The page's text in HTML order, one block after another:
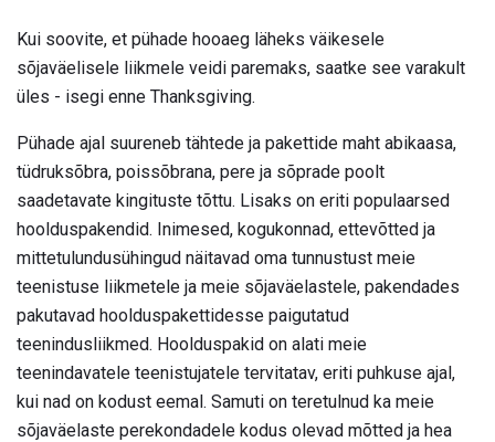
Kui soovite, et pühade hooaeg läheks väikesele
sõjaväelisele liikmele veidi paremaks, saatke see varakult
üles - isegi enne Thanksgiving.
Pühade ajal suureneb tähtede ja pakettide maht abikaasa,
tüdruksõbra, poissõbrana, pere ja sõprade poolt
saadetavate kingituste tõttu. Lisaks on eriti populaarsed
hoolduspakendid. Inimesed, kogukonnad, ettevõtted ja
mittetulundusühingud näitavad oma tunnustust meie
teenistuse liikmetele ja meie sõjaväelastele, pakendades
pakutavad hoolduspakettidesse paigutatud
teenindusliikmed. Hoolduspakid on alati meie
teenindavatele teenistujatele tervitatav, eriti puhkuse ajal,
kui nad on kodust eemal. Samuti on teretulnud ka meie
sõjaväelaste perekondadele kodus olevad mõtted ja hea